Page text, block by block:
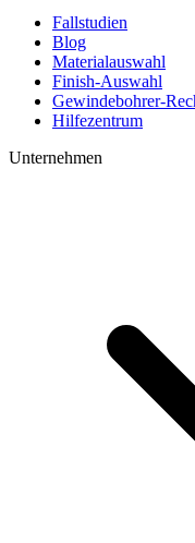
Fallstudien
Blog
Materialauswahl
Finish-Auswahl
Gewindebohrer-
Hilfezentrum
Unternehmen